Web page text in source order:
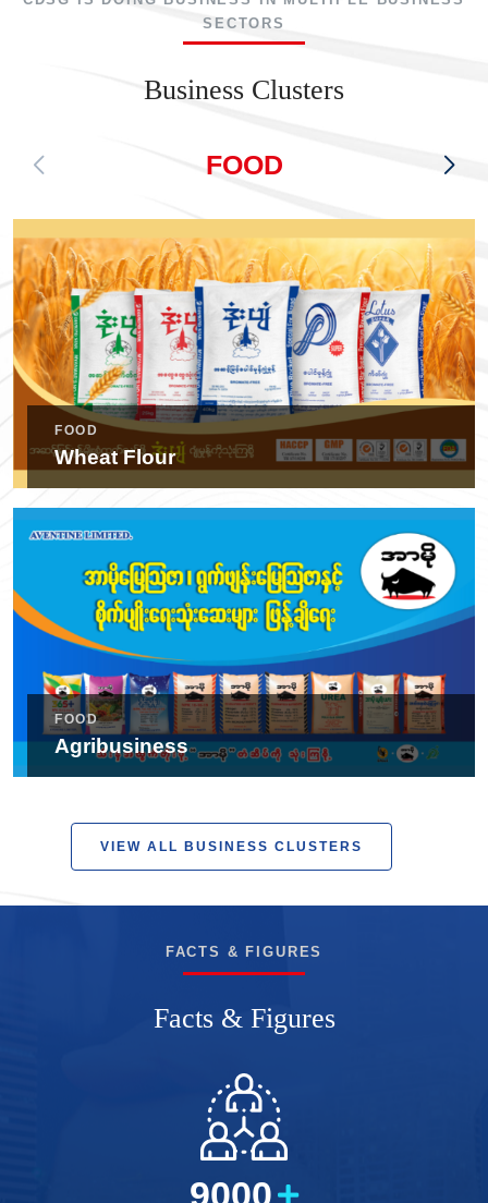
SECTORS
Business Clusters
FOOD
FOOD
Wheat Flour
FOOD
Agribusiness
VIEW ALL BUSINESS CLUSTERS
FACTS & FIGURES
Facts & Figures
9000